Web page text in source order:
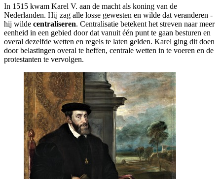
In 1515 kwam Karel V. aan de macht als koning van de
Nederlanden. Hij zag alle losse gewesten en wilde dat veranderen -
hij wilde centraliseren. Centralisatie betekent het streven naar meer
eenheid in een gebied door dat vanuit één punt te gaan besturen en
overal dezelfde wetten en regels te laten gelden. Karel ging dit doen
door belastingen overal te heffen, centrale wetten in te voeren en de
protestanten te vervolgen.